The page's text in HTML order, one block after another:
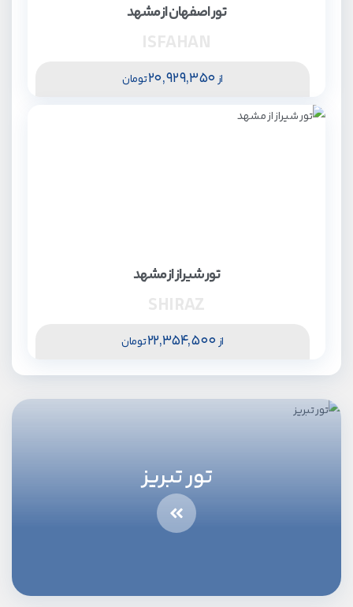
تور اصفهان از مشهد
از20,929,350تومان
تور شیراز از مشهد
از22,354,500تومان
تور تبریز